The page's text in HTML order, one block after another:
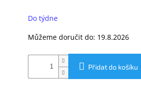
cena:
Do týdne
Můžeme doručit do: 19.8.2026
Přidat do košíku